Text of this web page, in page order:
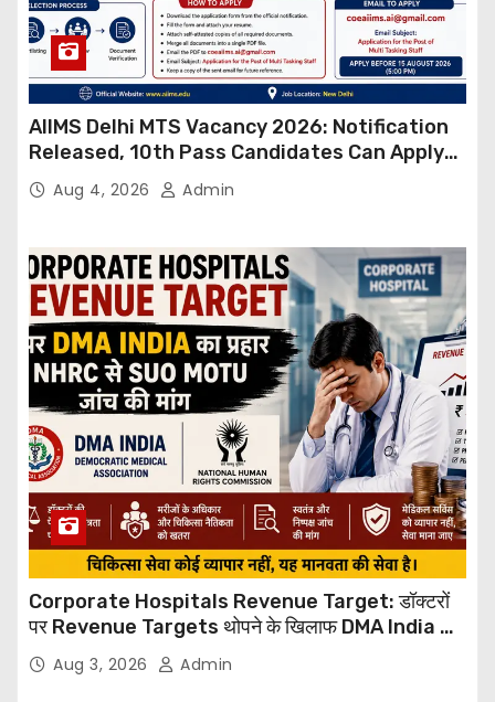
AIIMS Delhi MTS Vacancy 2026: Notification
Released, 10th Pass Candidates Can Apply
Through Email
Aug 4, 2026 Admin
Corporate Hospitals Revenue Target: डॉक्टरों
पर Revenue Targets थोपने के खिलाफ DMA India का
बड़ा कदम, NHRC से Suo Motu जांच की मांग
Aug 3, 2026 Admin